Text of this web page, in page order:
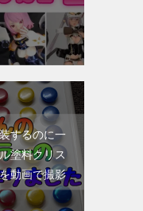
するのに一
塗料クリス
動画で撮影